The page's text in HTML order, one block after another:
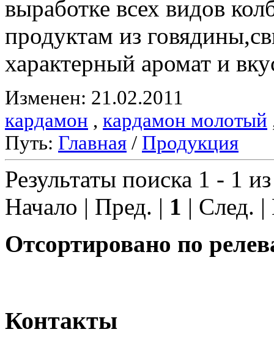
выработке всех видов
продуктам из
характерный аромат и
Изменен: 21.02.2011
кардамон , кардамон молотый
Путь: Главная / Продукция
Результаты поиска 1 - 1
Начало | Пред. | 1 | След.
Отсортировано по
Контакты